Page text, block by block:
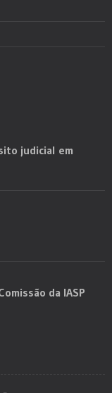
judicial em
da IASP